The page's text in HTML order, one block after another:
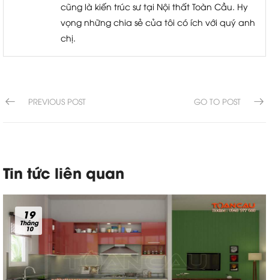
cũng là kiến trúc sư tại Nội thất Toàn Cầu. Hy
vọng những chia sẻ của tôi có ích với quý anh
chị.
PREVIOUS POST GO TO POST
Tin tức liên quan
19
Tháng
10